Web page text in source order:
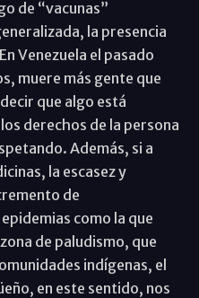
de “vacunas”
la presencia
Venezuela el pasado
muere más gente que
que algo está
derechos de la persona
Además, si a
la escasez y
de
como la que
de paludismo, que
indígenas, el
en este sentido, nos